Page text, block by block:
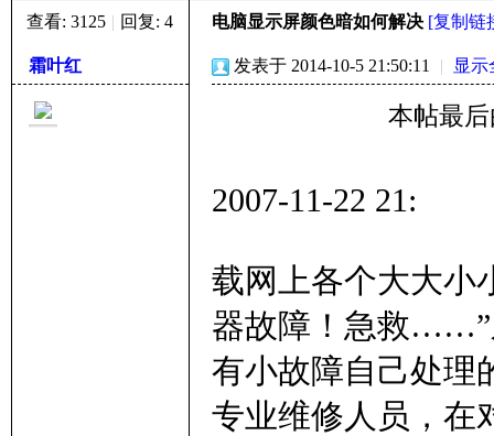
湘» › ›
查看: 3125 | 回复: 4 电脑显示屏颜色暗如何解决 [复制链
霜叶红 发表于 2014-10-5 21:50:11 | 显示
本帖最
2007-11-22 21:
载网上各个大大小
器故障！急救……”
有小故障自己处理
专业维修人员，在